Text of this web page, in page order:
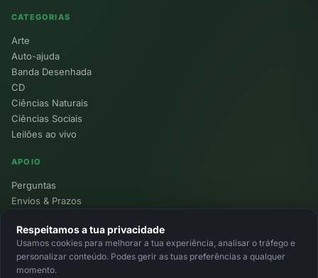
CATEGORIAS
Arte
Auto-ajuda
Banda Desenhada
CD
Ciências Naturais
Ciências Sociais
Leilões ao vivo
APOIO
Perguntas
Envios & Prazos
Devoluções
Minha Conta
Respeitamos a tua privacidade
Usamos cookies para melhorar a tua experiência, analisar o tráfego e
personalizar conteúdo. Podes gerir as tuas preferências a qualquer
momento.